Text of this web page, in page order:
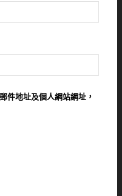
件地址及個人網站網址，